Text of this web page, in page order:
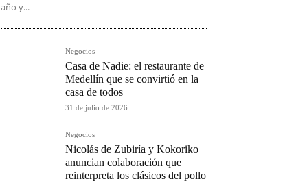
año y...
Negocios
Casa de Nadie: el restaurante de
Medellín que se convirtió en la
casa de todos
31 de julio de 2026
Negocios
Nicolás de Zubiría y Kokoriko
anuncian colaboración que
reinterpreta los clásicos del pollo